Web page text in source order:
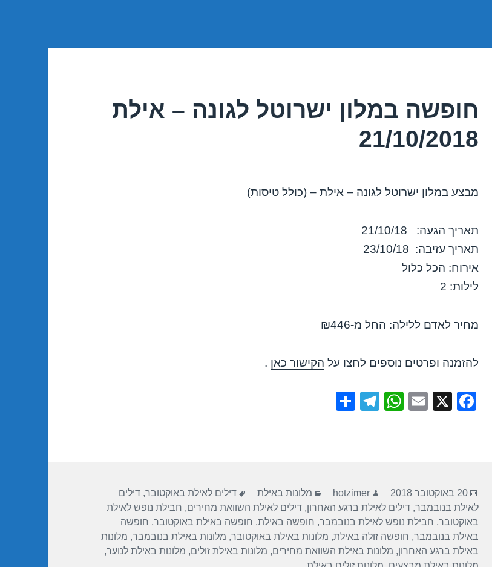
חופשה במלון ישרוטל לגונה – אילת
21/10/2018
מבצע במלון ישרוטל לגונה – אילת – (כולל טיסות)
תאריך הגעה: 21/10/18
תאריך עזיבה: 23/10/18
אירוח: הכל כלול
לילות: 2
מחיר לאדם ללילה: החל מ-₪446
להזמנה ופרטים נוספים לחצו על הקישור כאן .
F
o
o
k
X
E
W
p
p
T
m
פורסם
בתאריך
20 באוקטובר 2018 מחבר
hotzimer קטגוריות
מלונות באילת תגיות
דילים לאילת באוקטובר,דילים
לאילת בנובמבר,דילים לאילת ברגע האחרון,דילים לאילת השוואת מחירים, חבילת נופש לאילת
באוקטובר, חבילת נופש לאילת בנובמבר, חופשה באילת, חופשה באילת באוקטובר, חופשה
באילת בנובמבר, חופשה זולה באילת, מלונות באילת באוקטובר, מלונות באילת בנובמבר, מלונות
באילת ברגע האחרון, מלונות באילת השוואת מחירים, מלונות באילת זולים, מלונות באילת לנוער,